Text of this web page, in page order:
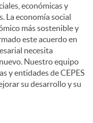
económicas y
La economía social
más sostenible y
este acuerdo en
necesita
Nuestro equipo
y entidades de CEPES
su desarrollo y su